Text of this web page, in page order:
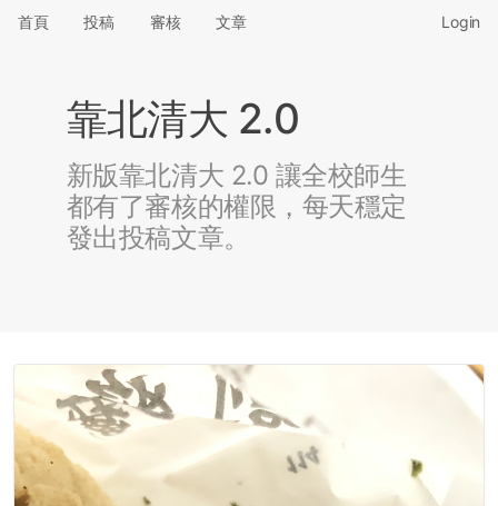
首頁 投稿 審核 文章 Login
靠北清大 2.0
新版靠北清大 2.0 讓全校師生
都有了審核的權限，每天穩定
發出投稿文章。